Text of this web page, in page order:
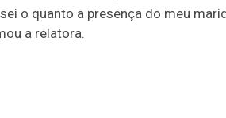
o quanto a presença do meu
a relatora.